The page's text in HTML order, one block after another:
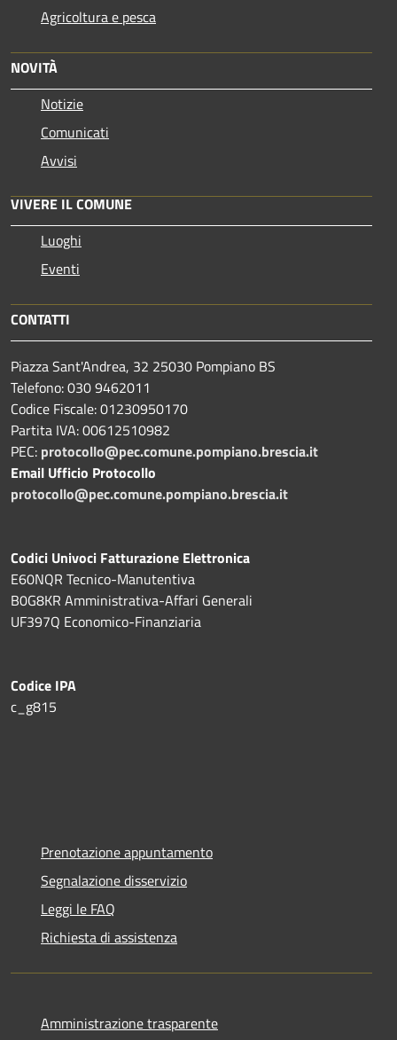
Agricoltura e pesca
NOVITÀ
Notizie
Comunicati
Avvisi
VIVERE IL COMUNE
Luoghi
Eventi
CONTATTI
Piazza Sant'Andrea, 32 25030 Pompiano BS
Telefono: 030 9462011
Codice Fiscale: 01230950170
Partita IVA: 00612510982
PEC: protocollo@pec.comune.pompiano.brescia.it
Email Ufficio Protocollo
protocollo@pec.comune.pompiano.brescia.it
Codici Univoci Fatturazione Elettronica
E60NQR Tecnico-Manutentiva
B0G8KR Amministrativa-Affari Generali
UF397Q Economico-Finanziaria
Codice IPA
c_g815
Prenotazione appuntamento
Segnalazione disservizio
Leggi le FAQ
Richiesta di assistenza
Amministrazione trasparente